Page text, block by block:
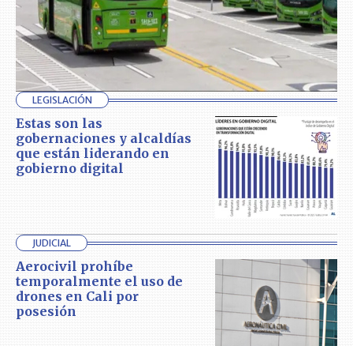
LEGISLACIÓN
Estas son las
gobernaciones y alcaldías
que están liderando en
gobierno digital
JUDICIAL
Aerocivil prohíbe
temporalmente el uso de
drones en Cali por
posesión